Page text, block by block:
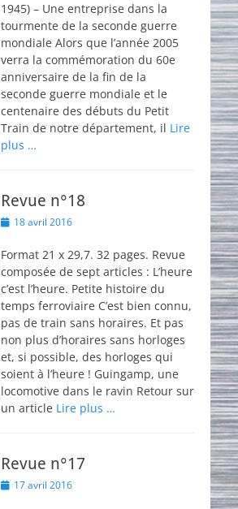
1945) – Une entreprise dans la
tourmente de la seconde guerre
mondiale Alors que l’année 2005
verra la commémoration du 60e
anniversaire de la fin de la
seconde guerre mondiale et le
centenaire des débuts du Petit
Train de notre département, il Lire
plus …
Revue n°18
Posted18 avril 2016
Format 21 x 29,7. 32 pages. Revue
composée de sept articles : L’heure
c’est l’heure. Petite histoire du
temps ferroviaire C’est bien connu,
pas de train sans horaires. Et pas
non plus d’horaires sans horloges
et, si possible, des horloges qui
soient à l’heure ! Guingamp, une
locomotive dans le ravin Retour sur
un article Lire plus …
Revue n°17
Posted17 avril 2016